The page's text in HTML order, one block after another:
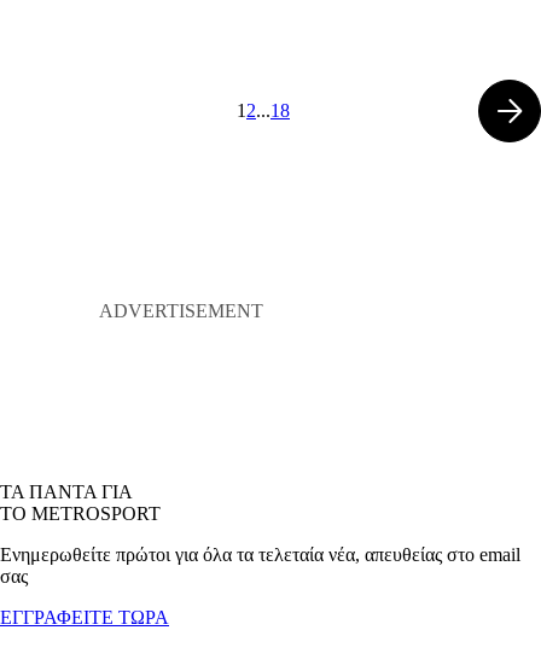
1 2...18
ΤΑ ΠΑΝΤΑ ΓΙΑ
ΤΟ METROSPORT
Ενημερωθείτε πρώτοι για όλα τα τελεταία νέα, απευθείας στο email
σας
ΕΓΓΡΑΦΕΙΤΕ ΤΩΡΑ